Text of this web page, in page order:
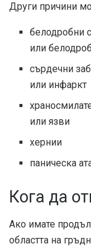
Други причини
белодробни
или
сърдечни
или инфаркт
или язви
хернии
паническа
Кога да
Ако имате
областта на